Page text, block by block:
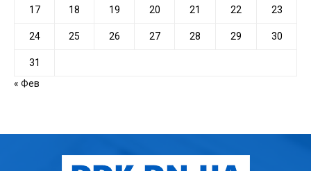
17 18 19 20 21 22 23
24 25 26 27 28 29 30
31
« Фев